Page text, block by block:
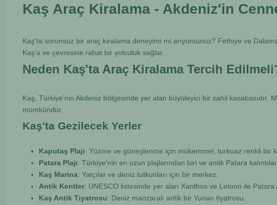
Kaş Araç Kiralama - Akdeniz'in
Kaş'ta sorunsuz bir araç kiralama deneyimi mi arıyorsunuz? Fethiye ve
Kaş'a ve çevresine rahat bir yolculuk sağlar.
Neden Kaş'ta Araç Kiralama Tercih
Kaş, Türkiye'nin Akdeniz bölgesinde yer alan büyüleyici bir sahil kasabasıdır.
mümkündür.
Kaş'ta Gezilecek Yerler
Kaputaş Plajı: Yüzme ve güneşlenme için mükemmel, turkuaz renkli bir
Patara Plajı: Türkiye'nin en uzun plajlarından biri ve antik Patara
Kaş Marina: Yatçılar ve deniz tutkunları için bir merkez.
Antik Kentler: UNESCO listesinde yer alan Xanthos ve Letoon ile Patara
Kaş Antik Tiyatrosu: Deniz manzaralı antik bir Yunan tiyatrosu.